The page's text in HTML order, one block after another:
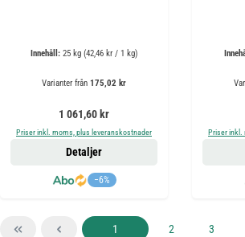
Innehåll: 25 kg (42,46 kr / 1 kg)
Varianter från 175,02 kr
Ordinarie pris:
1 061,60 kr
Priser inkl. moms, plus leveranskostnader
−6%
Detaljer
Priser inkl.
Sida
1 Sida
2 Sida
3